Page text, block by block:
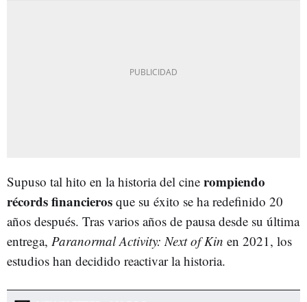
Supuso tal hito en la historia del cine rompiendo
récords financieros que su éxito se ha redefinido 20
años después. Tras varios años de pausa desde su última
entrega, Paranormal Activity: Next of Kin en 2021, los
estudios han decidido reactivar la historia.